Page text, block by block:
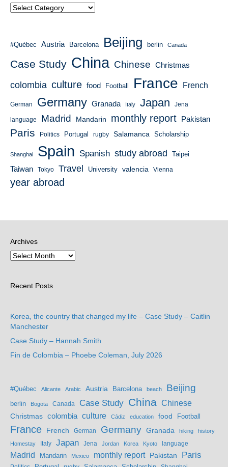
#Québec Austria Barcelona Beijing berlin Canada
Case Study China Chinese Christmas
colombia culture food Football France French
German Germany Granada Italy Japan Jena
language Madrid Mandarin monthly report Pakistan
Paris Politics Portugal rugby Salamanca Scholarship
Shanghai Spain Spanish study abroad Taipei
Taiwan Tokyo Travel University valencia Vienna
year abroad
Archives
Recent Posts
Korea, the country that changed my life – Case Study – Caitlin
Manchester
Case Study – Hannah Smith
Fin de Colombia – Phoebe Coleman, July 2026
#Québec Alicante Arabic Austria Barcelona beach Beijing
berlin Bogota Canada Case Study China Chinese
Christmas colombia culture Cádiz education food Football
France French German Germany Granada hiking history
Homestay Italy Japan Jena Jordan Korea Kyoto language
Madrid Mandarin Mexico monthly report Pakistan Paris